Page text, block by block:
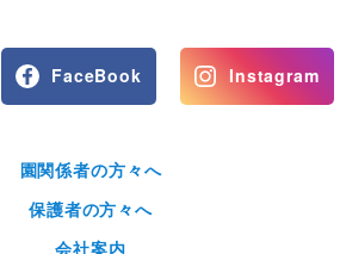
FaceBook Instagram
園関係者の方々へ
保護者の方々へ
会社案内